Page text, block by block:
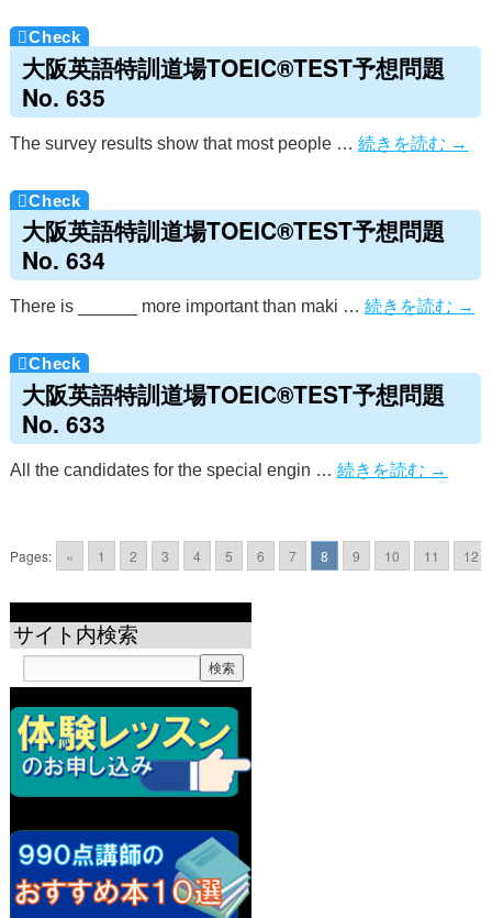
大阪英語特訓道場TOEIC®TEST予想問題
No. 635
The survey results show that most people …続きを読む →
大阪英語特訓道場TOEIC®TEST予想問題
No. 634
There is ______ more important than maki …続きを読む →
大阪英語特訓道場TOEIC®TEST予想問題
No. 633
All the candidates for the special engin …続きを読む →
Pages: « 1 2 3 4 5 6 7 8 9 10 11 12
サイト内検索